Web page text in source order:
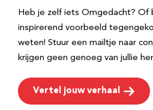
Heb je zelf iets Omgedacht? Of
inspirerend voorbeeld
weten! Stuur een mailtje naar
krijgen geen genoeg van jullie
Vertel jouw verhaal